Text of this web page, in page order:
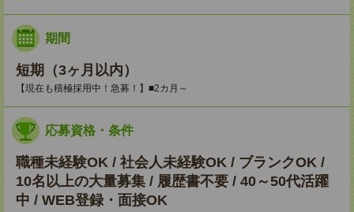
期間
短期（3ヶ月以内）
【現在も積極採用中！急募！】■2カ月～
応募資格・条件
職種未経験OK / 社会人未経験OK / ブランクOK /
10名以上の大量募集 / 履歴書不要 / 40～50代活躍
中 / WEB登録・面接OK